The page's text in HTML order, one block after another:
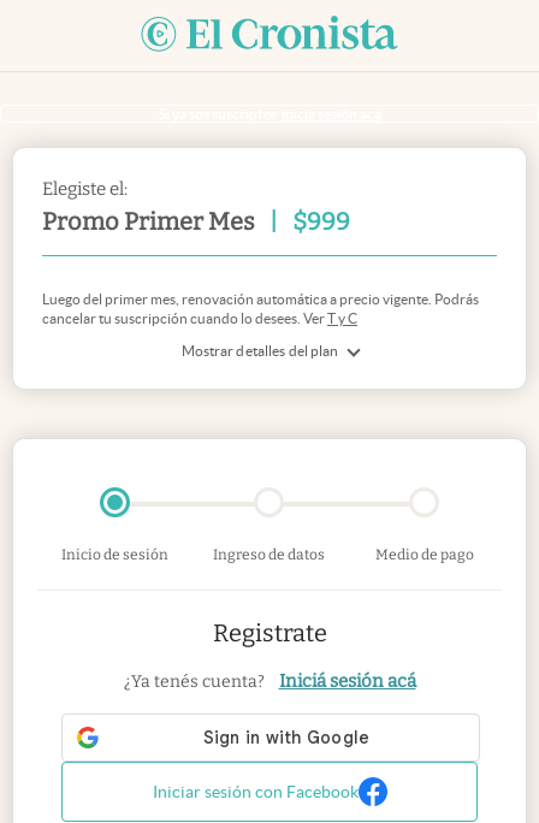
Elegiste el:
Promo Primer Mes $999
Mostrar detalles del plan
Luego del primer mes, renovación automática a precio vigente. Podrás
cancelar tu suscripción cuando lo desees. VerT y C
Inicio de sesión Ingreso de datos Medio de pago
Registrate
¿Ya tenés cuenta? Iniciá sesión acá
Iniciar sesión con Facebook